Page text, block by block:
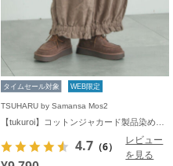
タイムセール対象 WEB限定
TSUHARU by Samansa Mos2
4.7 （6）
レビュー
を見る